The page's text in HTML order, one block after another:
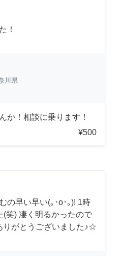
！
川県
か！相談に乗ります！
¥500
の早い早い(｡･о･｡)! 1時
(笑) 凄く明るかったので
りがとうございました♪☆